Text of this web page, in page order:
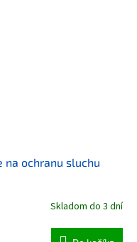
na ochranu sluchu
Skladom do 3 dní